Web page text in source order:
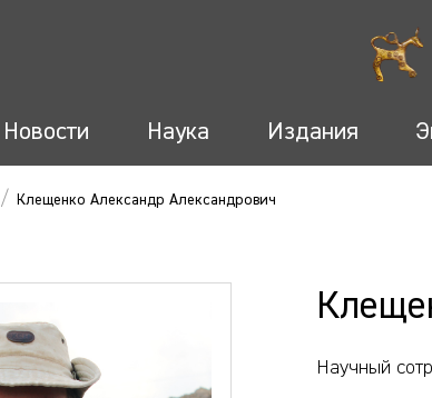
Новости Наука Издания
/ Клещенко Александр Александрович
Научный